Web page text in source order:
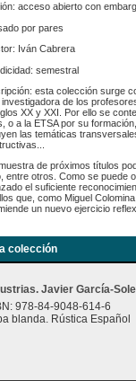
acceso abierto con
por pares
Iván Cabrera
semestral
esta colección surge
investigadora de los
XX y XXI. Por ello se
o a la ETSA por su
las temáticas
de próximos títulos
entre otros. Como se puede
el suficiente
que, como Miguel
un nuevo ejercicio
colección
Javier García-
978-84-9048-614-6
blanda. Rústica Español